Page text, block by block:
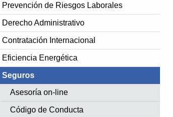
Prevención de Riesgos Laborales
Derecho Administrativo
Contratación Internacional
Eficiencia Energética
Seguros
Asesoría on-line
Código de Conducta